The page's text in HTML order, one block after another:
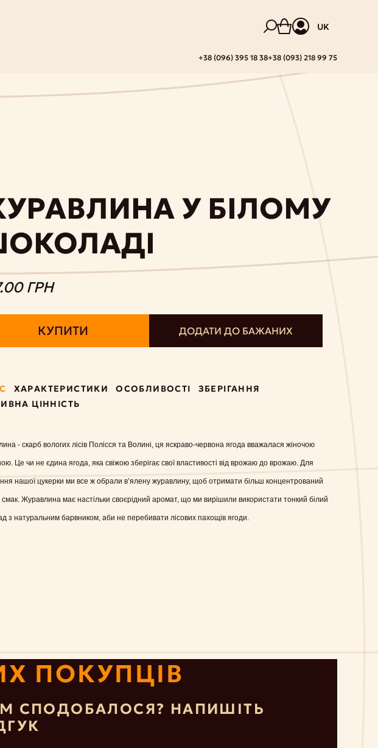
UK
+38 (096) 395 18 38+38 (093) 218 99 75
У БІЛОМУ
ГРН
КУПИТИ ДОДАТИ ДО БАЖАНИХ
ХАРАКТЕРИСТИКИ ОСОБЛИВОСТІ
ЗБЕРІГАННЯ
ЦІННІСТЬ
- скарб вологих лісів Полісся та Волині, ця яскраво-червона ягода вважалася жіночою
Це чи не єдина ягода, яка свіжою зберігає свої властивості від врожаю до врожаю. Для
нашої цукерки ми все ж обрали в’ялену журавлину, щоб отримати більш концентрований
смак. Журавлина має настільки своєрідний аромат, що ми вирішили використати тонкий білий
з натуральним барвником, аби не перебивати лісових пахощів ягоди.
ПОКУПЦІВ
СПОДОБАЛОСЯ? НАПИШІТЬ